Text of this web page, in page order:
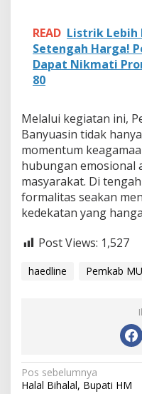
READ Listrik Lebih
Setengah Harga!
Dapat Nikmati
80
Melalui kegiatan ini,
Banyuasin tidak
momentum
hubungan emosional
masyarakat. Di
formalitas seakan
kedekatan yang
Post Views: 1,527
haedline Pemkab
N
Pos sebelumnya
Halal Bihalal, Bupati HM